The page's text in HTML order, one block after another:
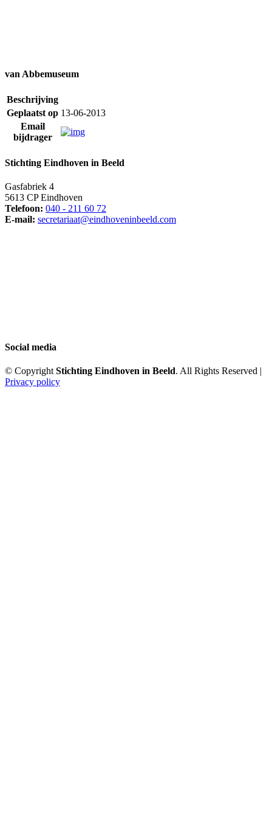
van Abbemuseum
Beschrijving
Geplaatst op 13-06-2013
Email
bijdrager
Stichting Eindhoven in Beeld
Gasfabriek 4
5613 CP Eindhoven
Telefoon: 040 - 211 60 72
E-mail: secretariaat@eindhoveninbeeld.com
Social media
© Copyright Stichting Eindhoven in Beeld. All Rights Reserved |
Privacy policy